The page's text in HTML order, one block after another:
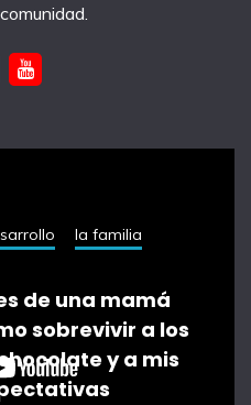
la familia
de una mamá
sobrevivir a los
y a mis